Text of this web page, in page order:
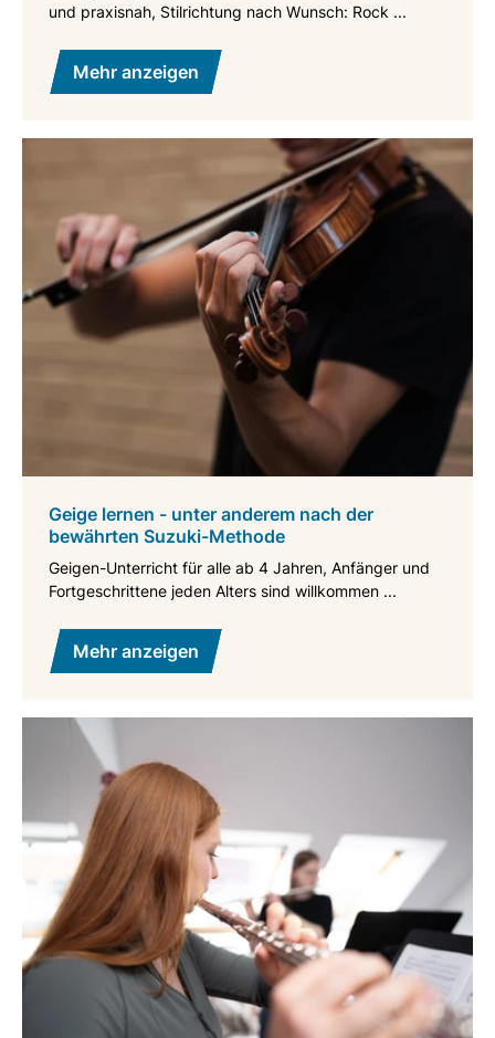
und praxisnah, Stilrichtung nach Wunsch: Rock ...
Mehr anzeigen
Geige lernen - unter anderem nach der
bewährten Suzuki-Methode
Geigen-Unterricht für alle ab 4 Jahren, Anfänger und
Fortgeschrittene jeden Alters sind willkommen ...
Mehr anzeigen